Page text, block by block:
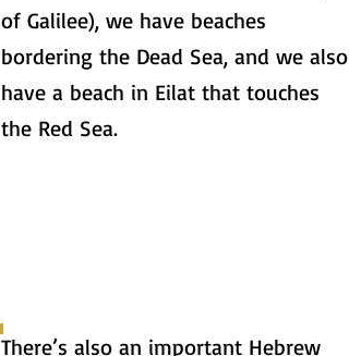
of Galilee), we have beaches
bordering the Dead Sea, and we also
have a beach in Eilat that touches
the Red Sea.
There’s also an important Hebrew